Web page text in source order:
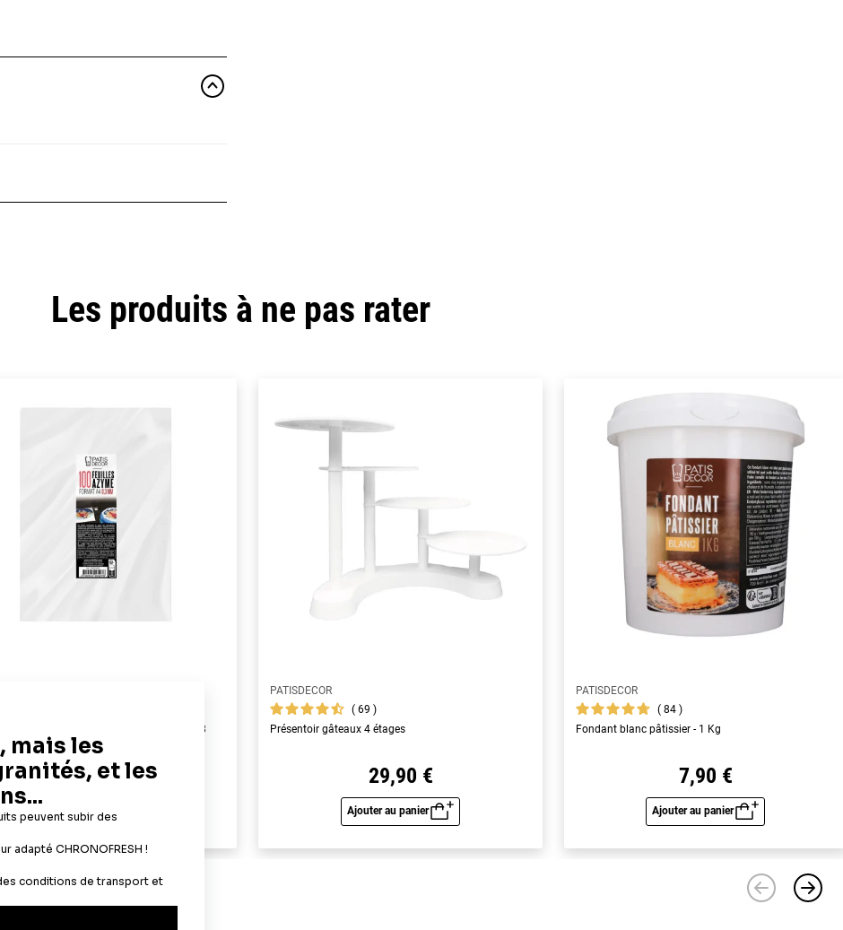
Les produits à ne pas rater
azyme alimentaires A4 - épaisseur 0,3
22,90 €
Ajouter au panier
Aperçu rapide
PATISDECOR
69
Présentoir gâteaux 4 étages
29,90 €
Ajouter au panier
Aperçu rapide
PATISDECOR
84
Fondant blanc pâtissier - 1 Kg
7,90 €
Ajouter au panier
Aperçu rapide